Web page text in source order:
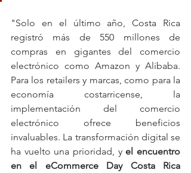
"Solo en el último año, Costa Rica
registró más de 550 millones de
compras en gigantes del comercio
electrónico como Amazon y Alibaba.
Para los retailers y marcas, como para la
economía costarricense, la
implementación del comercio
electrónico ofrece beneficios
invaluables. La transformación digital se
ha vuelto una prioridad, y el encuentro
en el eCommerce Day Costa Rica